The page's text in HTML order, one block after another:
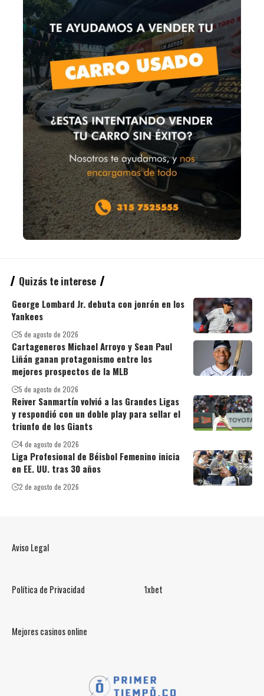
Quizás te interese
George Lombard Jr. debuta con jonrón en los
Yankees
5 de agosto de 2026
Cartageneros Michael Arroyo y Sean Paul
Liñán ganan protagonismo entre los
mejores prospectos de la MLB
5 de agosto de 2026
Reiver Sanmartín volvió a las Grandes Ligas
y respondió con un doble play para sellar el
triunfo de los Giants
4 de agosto de 2026
Liga Profesional de Béisbol Femenino inicia
en EE. UU. tras 30 años
2 de agosto de 2026
Aviso Legal
Política de Privacidad 1xbet
Mejores casinos online